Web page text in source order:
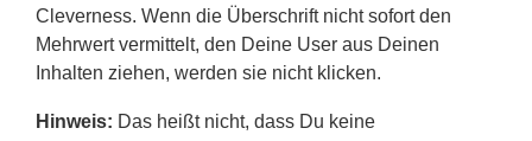
Cleverness. Wenn die Überschrift nicht sofort den
Mehrwert vermittelt, den Deine User aus Deinen
Inhalten ziehen, werden sie nicht klicken.
Hinweis: Das heißt nicht, dass Du keine